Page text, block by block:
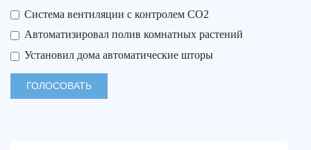
Система вентиляции с контролем СО2
Автоматизировал полив комнатных растений
Установил дома автоматические шторы